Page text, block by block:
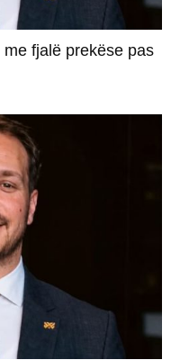
me fjalë prekëse pas